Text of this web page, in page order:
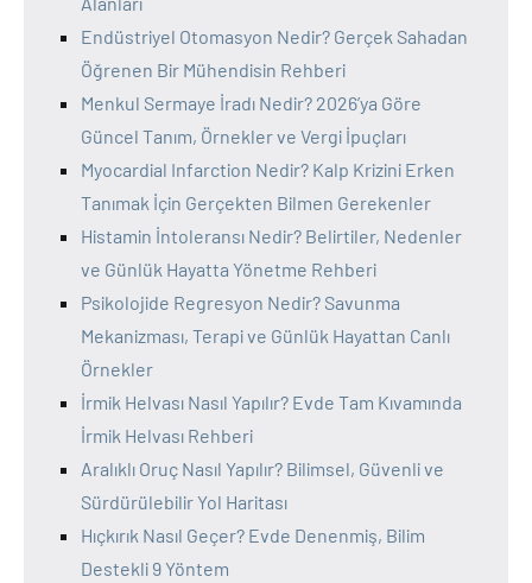
Endüstriyel Otomasyon Nedir? Gerçek Sahadan
Öğrenen Bir Mühendisin Rehberi
Menkul Sermaye İradı Nedir? 2026’ya Göre
Güncel Tanım, Örnekler ve Vergi İpuçları
Myocardial Infarction Nedir? Kalp Krizini Erken
Tanımak İçin Gerçekten Bilmen Gerekenler
Histamin İntoleransı Nedir? Belirtiler, Nedenler
ve Günlük Hayatta Yönetme Rehberi
Psikolojide Regresyon Nedir? Savunma
Mekanizması, Terapi ve Günlük Hayattan Canlı
Örnekler
İrmik Helvası Nasıl Yapılır? Evde Tam Kıvamında
İrmik Helvası Rehberi
Aralıklı Oruç Nasıl Yapılır? Bilimsel, Güvenli ve
Sürdürülebilir Yol Haritası
Hıçkırık Nasıl Geçer? Evde Denenmiş, Bilim
Destekli 9 Yöntem